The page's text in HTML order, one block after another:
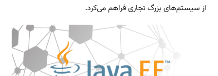
از سیستم‌های بزرگ تجاری فراهم می‌کرد.